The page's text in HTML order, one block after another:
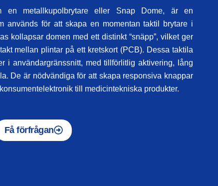
en metallkupolbrytare eller Snap Dome, är en
används för att skapa en momentan taktil brytare i
kollapsar domen med ett distinkt “snäpp”, vilket ger
mellan plintar på ett kretskort (PCB). Dessa taktila
i användargränssnitt, med tillförlitlig aktivering, lång
De är nödvändiga för att skapa responsiva knappar
till medicintekniska produkter.
Få förfrågan